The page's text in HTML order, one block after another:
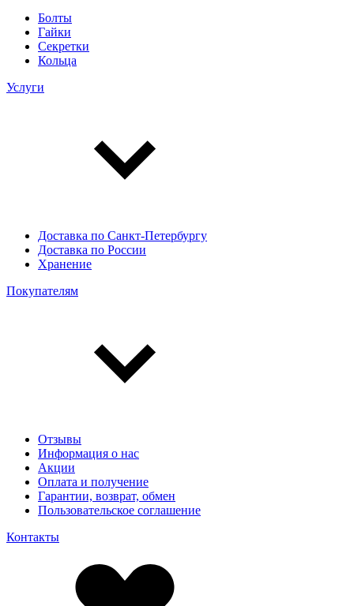
Болты
Гайки
Секретки
Кольца
Услуги
Доставка по Санкт-Петербургу
Доставка по России
Хранение
Покупателям
Отзывы
Информация о нас
Акции
Оплата и получение
Гарантии, возврат, обмен
Пользовательское соглашение
Контакты